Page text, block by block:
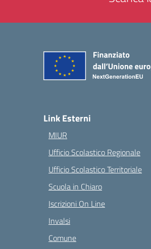
Link Esterni
MIUR
Ufficio Scolastico Regionale
Ufficio Scolastico Territoriale
Scuola in Chiaro
Iscrizioni On Line
Invalsi
Comune